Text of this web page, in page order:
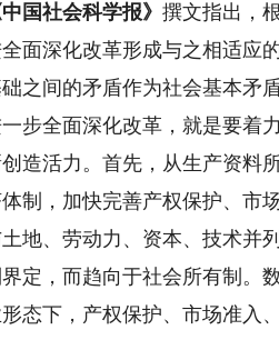
国社会科学报》撰文指出，
面深化改革形成与之相适应
之间的矛盾作为社会基本矛
步全面深化改革，就是要着
造活力。首先，从生产资料
制，加快完善产权保护、市
地、劳动力、资本、技术并
定，而趋向于社会所有制。
态下，产权保护、市场准入